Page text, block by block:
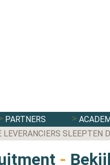
PARTNERS
LEVERANCIERS SLEEPTEN
-